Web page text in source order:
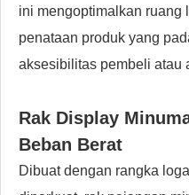
ini mengoptimalkan ruang
penataan produk yang
aksesibilitas pembeli atau
Rak Display
Beban Berat
Dibuat dengan rangka